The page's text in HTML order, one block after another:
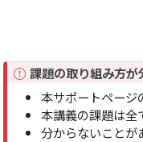
I課題の取り組み方が
本サポートページ
本講義の課題は全
分からないことが